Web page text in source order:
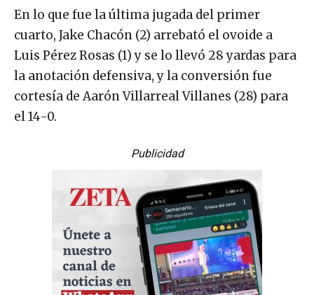
En lo que fue la última jugada del primer
cuarto, Jake Chacón (2) arrebató el ovoide a
Luis Pérez Rosas (1) y se lo llevó 28 yardas para
la anotación defensiva, y la conversión fue
cortesía de Aarón Villarreal Villanes (28) para
el 14-0.
Publicidad